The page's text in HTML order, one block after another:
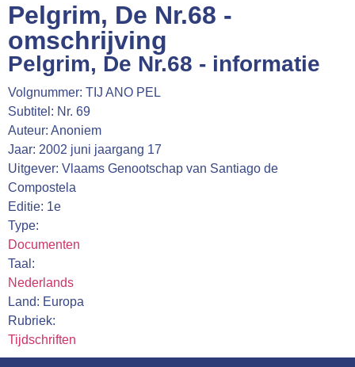
Ervaringen
Regio’s
Nieuws
Agenda
Webshop
Contact
Pelgrim, De Nr.68 -
omschrijving
Pelgrim, De Nr.68 - informatie
Volgnummer: TIJ ANO PEL
Subtitel: Nr. 69
Auteur: Anoniem
Jaar: 2002 juni jaargang 17
Uitgever: Vlaams Genootschap van Santiago de
Compostela
Editie: 1e
Type:
Documenten
Taal:
Nederlands
Land: Europa
Rubriek:
Tijdschriften